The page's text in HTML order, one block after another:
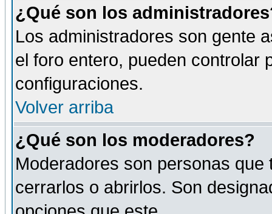
¿Qué son los
Los administradores son gente
el foro entero, pueden controlar
configuraciones.
Volver arriba
¿Qué son los moderadores?
Moderadores son personas
cerrarlos o abrirlos. Son